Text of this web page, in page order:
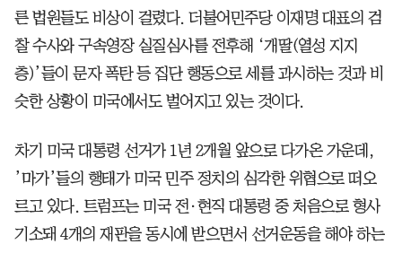
른 법원들도 비상이 걸렸다. 더불어민주당 이재명 대표의 검
찰 수사와 구속영장 실질심사를 전후해 ‘개딸(열성 지지
층)’들이 문자 폭탄 등 집단 행동으로 세를 과시하는 것과 비
슷한 상황이 미국에서도 벌어지고 있는 것이다.
차기 미국 대통령 선거가 1년 2개월 앞으로 다가온 가운데,
’마가’들의 행태가 미국 민주 정치의 심각한 위협으로 떠오
르고 있다. 트럼프는 미국 전·현직 대통령 중 처음으로 형사
기소돼 4개의 재판을 동시에 받으면서 선거운동을 해야 하는